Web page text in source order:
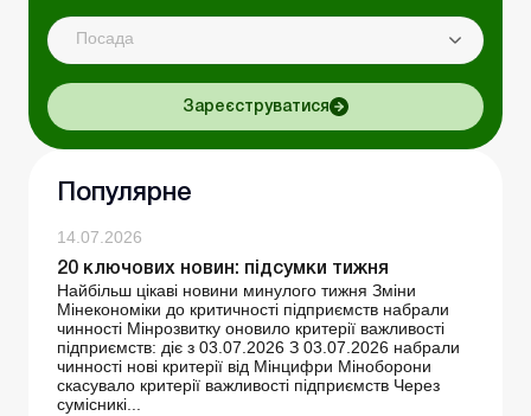
Посада
Зареєструватися
Популярне
14.07.2026
20 ключових новин: підсумки тижня
Найбільш цікаві новини минулого тижня Зміни
Мінекономіки до критичності підприємств набрали
чинності Мінрозвитку оновило критерії важливості
підприємств: діє з 03.07.2026 З 03.07.2026 набрали
чинності нові критерії від Мінцифри Міноборони
скасувало критерії важливості підприємств Через
сумісникі...